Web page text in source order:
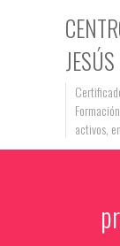
activos,